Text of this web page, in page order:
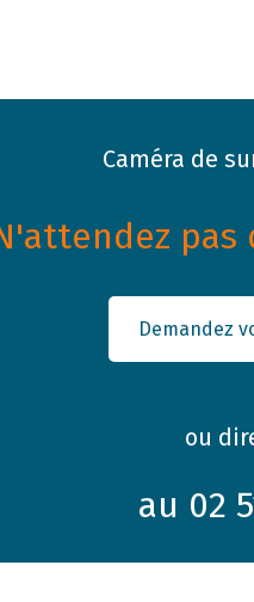
Caméra de
Demandez
ou
au 02